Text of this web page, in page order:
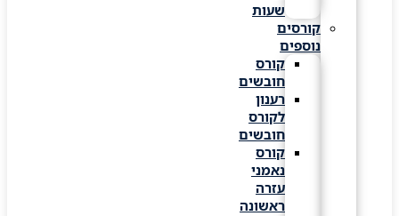
שעות
קורסים
נוספים
קורס
חובשים
רענון
לקורס
חובשים
קורס
נאמני
עזרה
ראשונה